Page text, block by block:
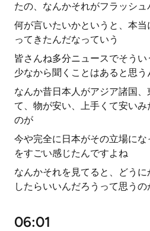
たの、なんかそれがフラッシュ
何が言いたいかというと、本
ってきたんだなっていう
皆さんね多分ニュースでそう
少なから聞くことはあると思う
なんか昔日本人がアジア諸国
て、物が安い、上手くて安い
のが
今や完全に日本がその立場に
をすごい感じたんですよね
なんかそれを見てると、どう
したらいいんだろうって思う
06:01